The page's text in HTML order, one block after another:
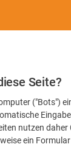
Seite?
("Bots")
nutzen daher
ein